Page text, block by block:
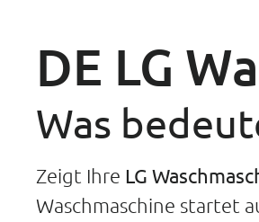
DE LG
Was
Zeigt Ihre LG
Waschmaschine startet